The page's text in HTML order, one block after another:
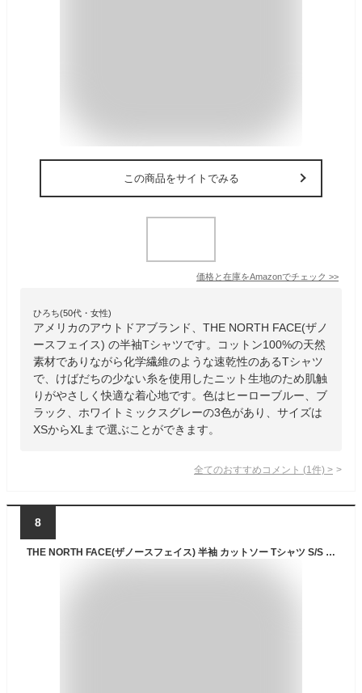
この商品をサイトでみる
価格と在庫をAmazonでチェック >>
ひろち(50代・女性)
アメリカのアウトドアブランド、THE NORTH FACE(ザノ
ースフェイス) の半袖Tシャツです。コットン100%の天然
素材でありながら化学繊維のような速乾性のあるTシャツ
で、けばだちの少ない糸を使用したニット生地のため肌触
りがやさしく快適な着心地です。色はヒーローブルー、ブ
ラック、ホワイトミックスグレーの3色があり、サイズは
XSからXLまで選ぶことができます。
全てのおすすめコメント (1 件) >
8
THE NORTH FACE(ザノースフェイス) 半袖 カットソー Tシャツ S/S TNF Monkey Magic Tee クラシックカーキ XL